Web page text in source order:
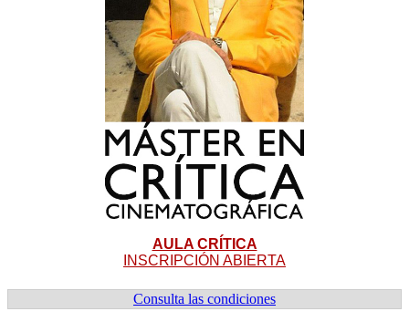
AULA CRÍTICA
INSCRIPCIÓN ABIERTA
Consulta las condiciones